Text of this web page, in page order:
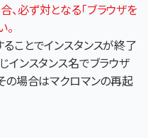
必ず対となる「ブラウザを
ことでインスタンスが終了
インスタンス名でブラウザ
の場合はマクロマンの再起